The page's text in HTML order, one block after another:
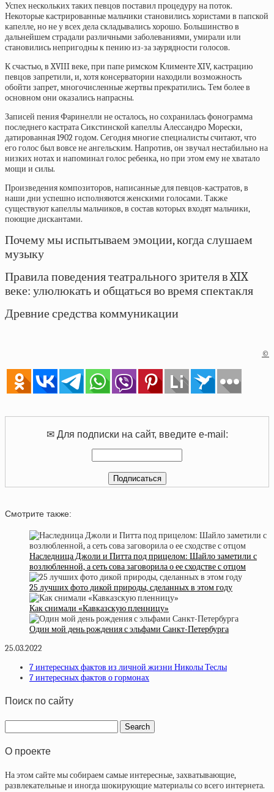
Успех нескольких таких певцов поставил процедуру на поток.
Некоторые кастрированные мальчики становились хористами в папской
капелле, но не у всех дела складывались хорошо. Большинство в
дальнейшем страдали различными заболеваниями, умирали или
становились непригодны к пению из-за заурядности голосов.
К счастью, в XVIII веке, при папе римском Клименте XIV, кастрацию
певцов запретили, и, хотя консерватории находили возможность
обойти запрет, многочисленные жертвы прекратились. Тем более в
основном они оказались напрасны.
Записей пения Фаринелли не осталось, но сохранилась фонограмма
последнего кастрата Сикстинской капеллы Алессандро Морески,
датированная 1902 годом. Сегодня многие специалисты считают, что
его голос был вовсе не ангельским. Напротив, он звучал нестабильно на
низких нотах и напоминал голос ребенка, но при этом ему не хватало
мощи и силы.
Произведения композиторов, написанные для певцов-кастратов, в
наши дни успешно исполняются женскими голосами. Также
существуют капеллы мальчиков, в состав которых входят мальчики,
поющие дискантами.
Почему мы испытываем эмоции, когда слушаем
музыку
Правила поведения театрального зрителя в XIX
веке: улюлюкать и общаться во время спектакля
Древние средства коммуникации
©
✉ Для подписки на сайт, введите e-mail:
Смотрите также:
Наследница Джоли и Питта под прицелом: Шайло заметили с
возлюбленной, а сеть сова заговорила о ее сходстве с отцом
25 лучших фото дикой природы, сделанных в этом году
Как снимали «Кавказскую пленницу»
Один мой день рождения с эльфами Санкт-Петербурга
25.03.2022
7 интересных фактов из личной жизни Николы Теслы
7 интересных фактов о гормонах
Поиск по сайту
О проекте
На этом сайте мы собираем самые интересные, захватывающие,
развлекательные и иногда шокирующие материалы со всего интернета.